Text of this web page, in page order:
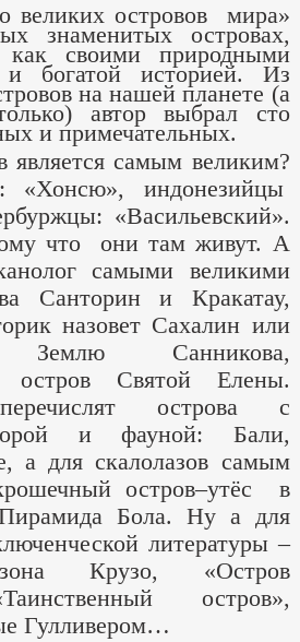
островов мира»
знаменитых островах,
как своими природными
и богатой историей. Из
на нашей планете (а
автор выбрал сто
и примечательных.
самым великим?
«Хонсю», индонезийцы
«Васильевский».
что они там живут. А
самыми великими
Санторин и Кракатау,
назовет Сахалин или
Землю Санникова,
остров Святой Елены.
острова с
и фауной: Бали,
а для скалолазов самым
остров–утёс в
Бола. Ну а для
литературы –
Крузо, «Остров
остров»,
Гулливером…